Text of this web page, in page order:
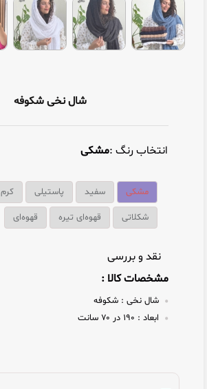
شال نخی شکوفه
انتخاب رنگ :مشکی
مشکی سفید پاستیلی کرم
شکلاتی قهوه‌ای تیره قهوه‌ای
نقد و بررسی
مشخصات کالا :
شال نخی : شکوفه
ابعاد :